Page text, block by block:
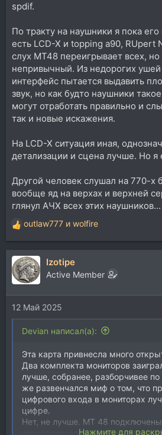
spdif.
По тракту на наушники я пока
есть LCD-X и topping a90, RUpert
слух MT48 переигрывает всех,
непривычный. Из недорогих
интерфейс пытается выдавить
звук, но как будто наушники
могут отработать правильно и
так и новые искажения.
На LCD-X ситуация иная,
детализации и сцена лучше. Но
Другой человек слушал на 770-х
вообще яд на верхах и верхней
глянул АЧХ всех этих наушников...
Р
е
а
к
ц
и
и
:
outlaw777 и wolfire
Izotipe
Active Member
12 Май 2025
Devian написал(а):
Эта карта привнесла много
Два комплекта мониторов
лучше, собранее, разборчивее
же развенчался миф о том, что
цифрового входа в мониторах
цифре.
Нет, не лучше. MT 48
играет гоооораздо лучше чем
Нажмите для